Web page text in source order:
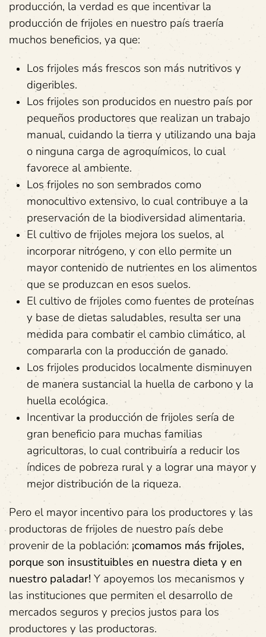
producción, la verdad es que incentivar la
producción de frijoles en nuestro país traería
muchos beneficios, ya que:
Los frijoles más frescos son más nutritivos y
digeribles.
Los frijoles son producidos en nuestro país por
pequeños productores que realizan un trabajo
manual, cuidando la tierra y utilizando una baja
o ninguna carga de agroquímicos, lo cual
favorece al ambiente.
Los frijoles no son sembrados como
monocultivo extensivo, lo cual contribuye a la
preservación de la biodiversidad alimentaria.
El cultivo de frijoles mejora los suelos, al
incorporar nitrógeno, y con ello permite un
mayor contenido de nutrientes en los alimentos
que se produzcan en esos suelos.
El cultivo de frijoles como fuentes de proteínas
y base de dietas saludables, resulta ser una
medida para combatir el cambio climático, al
compararla con la producción de ganado.
Los frijoles producidos localmente disminuyen
de manera sustancial la huella de carbono y la
huella ecológica.
Incentivar la producción de frijoles sería de
gran beneficio para muchas familias
agricultoras, lo cual contribuiría a reducir los
índices de pobreza rural y a lograr una mayor y
mejor distribución de la riqueza.
Pero el mayor incentivo para los productores y las
productoras de frijoles de nuestro país debe
provenir de la población: ¡comamos más frijoles,
porque son insustituibles en nuestra dieta y en
nuestro paladar! Y apoyemos los mecanismos y
las instituciones que permiten el desarrollo de
mercados seguros y precios justos para los
productores y las productoras.